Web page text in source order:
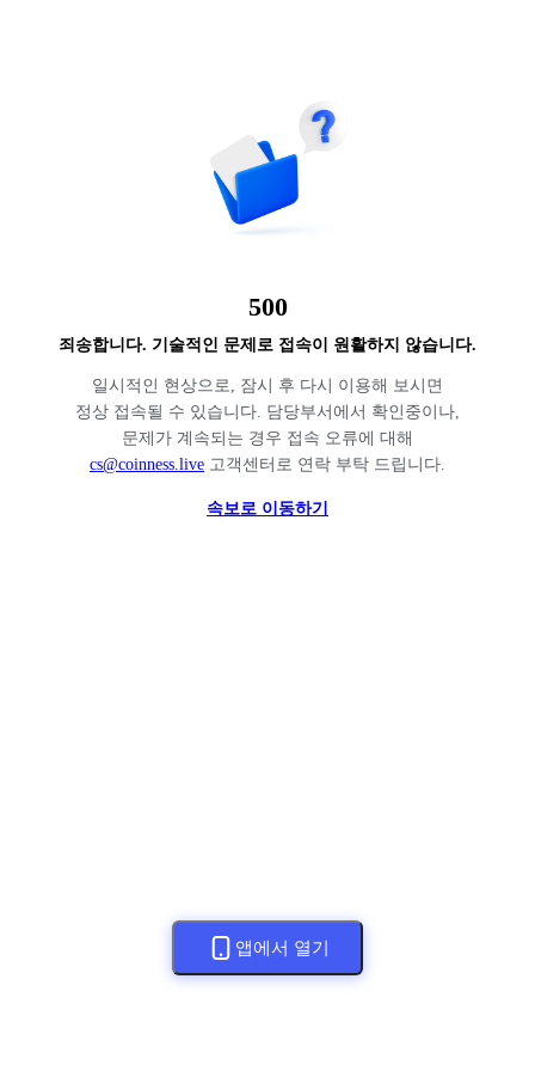
500
죄송합니다. 기술적인 문제로 접속이 원활하지 않습니다.
일시적인 현상으로, 잠시 후 다시 이용해 보시면
정상 접속될 수 있습니다. 담당부서에서 확인중이나,
문제가 계속되는 경우 접속 오류에 대해
cs@coinness.live 고객센터로 연락 부탁 드립니다.
속보로 이동하기
앱에서 열기